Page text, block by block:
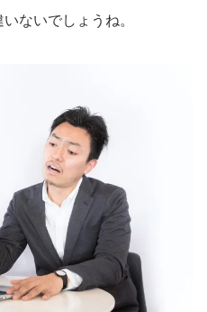
ないでしょうね。